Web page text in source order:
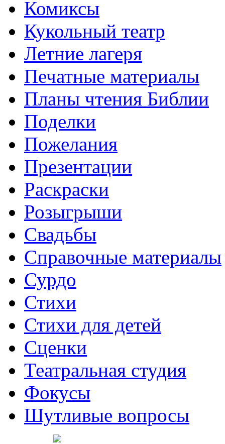
Комиксы
Кукольный театр
Летние лагеря
Печатные материалы
Планы чтения Библии
Поделки
Пожелания
Презентации
Раскраски
Розыгрыши
Свадьбы
Справочные материалы
Сурдо
Стихи
Стихи для детей
Сценки
Театральная студия
Фокусы
Шутливые вопросы